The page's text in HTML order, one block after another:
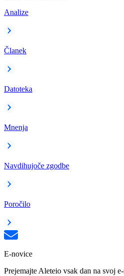
Analize
Članek
Datoteka
Mnenja
Navdihujoče zgodbe
Poročilo
E-novice
Prejemajte Aleteio vsak dan na svoj